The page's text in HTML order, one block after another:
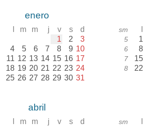
enero
m m j v s d
1 2 3
4 5 6 7 8 9 10
11 12 13 14 15 16 17
18 19 20 21 22 23 24
25 26 27 28 29 30 31
sm
5 1
6 8
7 15
8 22
abril
m m j v s d sm